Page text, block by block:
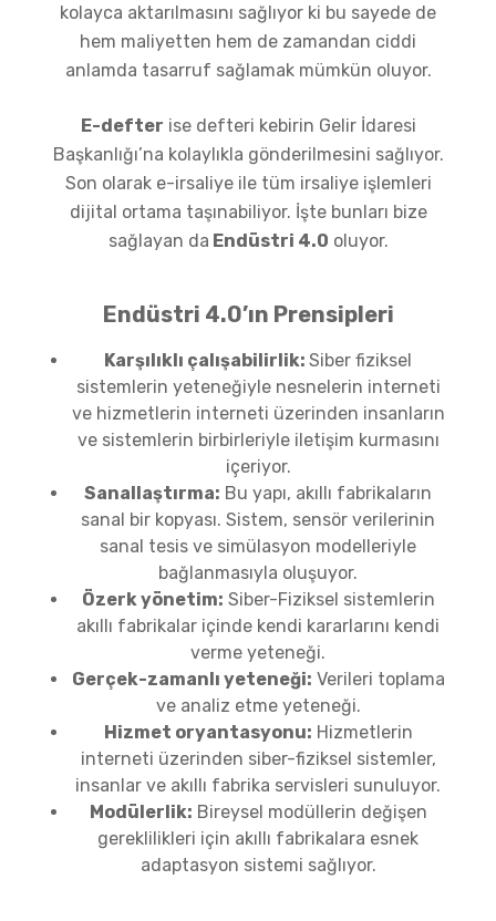
kolayca aktarılmasını sağlıyor ki bu sayede de
hem maliyetten hem de zamandan ciddi
anlamda tasarruf sağlamak mümkün oluyor.
E-defter ise defteri kebirin Gelir İdaresi
Başkanlığı’na kolaylıkla gönderilmesini sağlıyor.
Son olarak e-irsaliye ile tüm irsaliye işlemleri
dijital ortama taşınabiliyor. İşte bunları bize
sağlayan da Endüstri 4.0 oluyor.
Endüstri 4.0’ın Prensipleri
Karşılıklı çalışabilirlik: Siber fiziksel
sistemlerin yeteneğiyle nesnelerin interneti
ve hizmetlerin interneti üzerinden insanların
ve sistemlerin birbirleriyle iletişim kurmasını
içeriyor.
Sanallaştırma: Bu yapı, akıllı fabrikaların
sanal bir kopyası. Sistem, sensör verilerinin
sanal tesis ve simülasyon modelleriyle
bağlanmasıyla oluşuyor.
Özerk yönetim: Siber-Fiziksel sistemlerin
akıllı fabrikalar içinde kendi kararlarını kendi
verme yeteneği.
Gerçek-zamanlı yeteneği: Verileri toplama
ve analiz etme yeteneği.
Hizmet oryantasyonu: Hizmetlerin
interneti üzerinden siber-fiziksel sistemler,
insanlar ve akıllı fabrika servisleri sunuluyor.
Modülerlik: Bireysel modüllerin değişen
gereklilikleri için akıllı fabrikalara esnek
adaptasyon sistemi sağlıyor.